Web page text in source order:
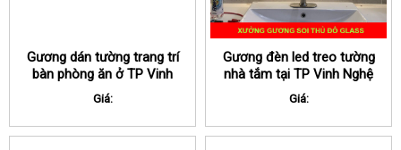
Gương dán tường trang trí
bàn phòng ăn ở TP Vinh
Nghệ An
Giá:
Gương đèn led treo tường
nhà tắm tại TP Vinh Nghệ
An
Giá: